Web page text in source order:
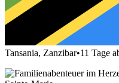
Tansania, Zanzibar•11 Tage